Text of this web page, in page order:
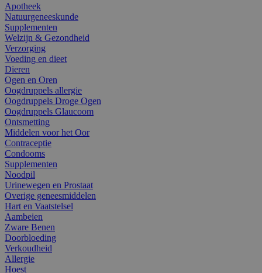
Apotheek
Natuurgeneeskunde
Supplementen
Welzijn & Gezondheid
Verzorging
Voeding en dieet
Dieren
Ogen en Oren
Oogdruppels allergie
Oogdruppels Droge Ogen
Oogdruppels Glaucoom
Ontsmetting
Middelen voor het Oor
Contraceptie
Condooms
Supplementen
Noodpil
Urinewegen en Prostaat
Overige geneesmiddelen
Hart en Vaatstelsel
Aambeien
Zware Benen
Doorbloeding
Verkoudheid
Allergie
Hoest